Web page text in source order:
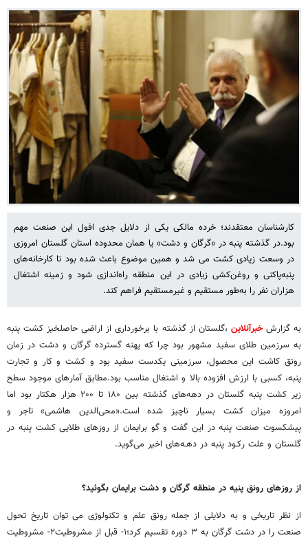
کارشناسان معتقدند؛ خرده مالکی یکی از دلایل جدی افول این صنعت مهم
بود.در گذشته پنبه در «گرگان و دشت» یا همان محدوده استان گلستان امروزی
در وسعت زیادی کشت می شد و همین موضوع باعث شده بود تا کارخانه‌های
پنبه‌پاکنی و روغن‌کشی زیادی در این منطقه راه‌اندازی شود و زمینه اشتغال
هزاران نفر را به‌طور مستقیم و غیرمستقیم فراهم کند.
به گزارشخبرآنلاین ،گلستان از گذشته‌ با برخورداری از اراضی حاصلخیز کشت پنبه
به سرزمین طلای سفید مشهور بود چرا که پهنه گسترده گرگان و دشت در زمان
رونق کاشت این محصول، سرزمینی یکدست سفید بود و کشت و کار و تجارت
پنبه، کسبی با ارزش افزوده بالا و اشتغال مناسب بود.مطابق آمارهای موجود سطح
زیر کشت پنبه گلستان در دهه‌های گذشته بین ۱۸۰ تا ۲۰۰ هزار هکتار بود اما
امروزه میزان کشت بسیار ناچیز شده است.«محی‌الدین هاشمی» تاجر و
پیشکسوت صنعت پنبه در این گفت و گو برایمان از روزهای طلایی کشت پنبه در
گلستان و علت رکـود پنبه در دهـه‌های اخیر می‌گوید.
از روزهای رونق پنیه در منطقه گرگان و دشت برایمان بگوئید؟
از نظر تاریخی و به دلایلی از جمله رونق علم و تکنولوژی می توان تاریخ تحول
صنعت را در دشت گرگان به ۳ دوره تقسیم کرد؛۱- قبل از مشروطیت۲- مشروطیت